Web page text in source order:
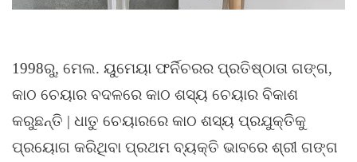
1998ରୁ, ମେଲ. ୟୁମେୟା ଫର୍ନିଚରର ପ୍ରତିଷ୍ଠାତା ଗଙ୍ଗ,
କାଠ ଚେୟାର ବଦଳରେ କାଠ ଶସ୍ୟ ଚେୟାର ବିକାଶ
କରୁଛନ୍ତି | ଧାତୁ ଚେୟାରରେ କାଠ ଶସ୍ୟ ପ୍ରଯୁକ୍ତିକୁ
ପ୍ରୟୋଗ କରିଥିବା ପ୍ରଥମ ବ୍ୟକ୍ତି ଭାବରେ ଶ୍ରୀ ଗଙ୍ଗ